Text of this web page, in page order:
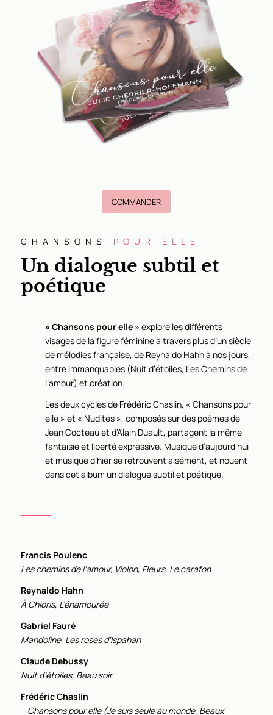
COMMANDER
CHANSONS POUR ELLE
Un dialogue subtil et
poétique
« Chansons pour elle » explore les différents
visages de la figure féminine à travers plus d’un siècle
de mélodies française, de Reynaldo Hahn à nos jours,
entre immanquables (Nuit d’étoiles, Les Chemins de
l’amour) et création.
Les deux cycles de Frédéric Chaslin, « Chansons pour
elle » et « Nudités », composés sur des poèmes de
Jean Cocteau et d’Alain Duault, partagent la même
fantaisie et liberté expressive. Musique d’aujourd’hui
et musique d’hier se retrouvent aisément, et nouent
dans cet album un dialogue subtil et poétique.
Francis Poulenc
Les chemins de l’amour, Violon, Fleurs, Le carafon
Reynaldo Hahn
À Chloris, L’énamourée
Gabriel Fauré
Mandoline, Les roses d’Ispahan
Claude Debussy
Nuit d’étoiles, Beau soir
Frédéric Chaslin
– Chansons pour elle (Je suis seule au monde, Beaux